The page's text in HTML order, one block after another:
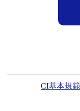
CI基本規